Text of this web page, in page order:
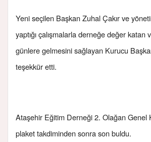
Yeni seçilen Başkan Zuhal Çakır ve
yaptığı çalışmalarla derneğe değer katan
günlere gelmesini sağlayan Kurucu
teşekkür etti.
Ataşehir Eğitim Derneği 2. Olağan Genel
plaket takdiminden sonra son buldu.